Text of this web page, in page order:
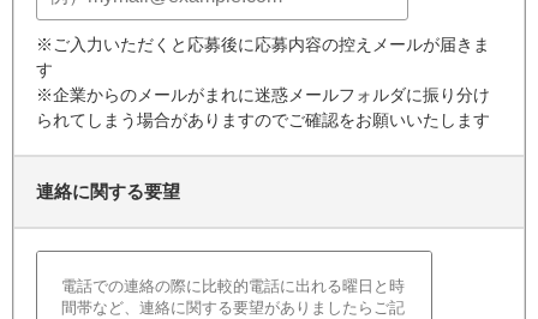
※ご入力いただくと応募後に応募内容の控えメールが届きま
す
※企業からのメールがまれに迷惑メールフォルダに振り分け
られてしまう場合がありますのでご確認をお願いいたします
連絡に関する要望